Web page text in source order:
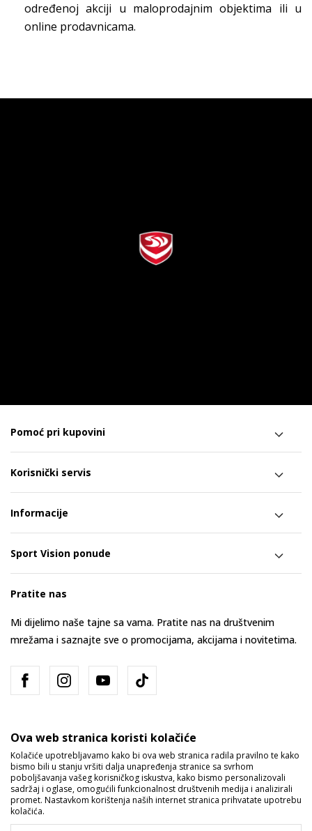
određenoj akciji u maloprodajnim objektima ili u
online prodavnicama.
Pomoć pri kupovini
Korisnički servis
Informacije
Sport Vision ponude
Pratite nas
Mi dijelimo naše tajne sa vama. Pratite nas na društvenim
mrežama i saznajte sve o promocijama, akcijama i novitetima.
Bosna i Hercegovina Promijenite
Ova web stranica koristi kolačiće
Kolačiće upotrebljavamo kako bi ova web stranica radila pravilno te kako
bismo bili u stanju vršiti dalja unapređenja stranice sa svrhom
poboljšavanja vašeg korisničkog iskustva, kako bismo personalizovali
sadržaj i oglase, omogućili funkcionalnost društvenih medija i analizirali
promet. Nastavkom korištenja naših internet stranica prihvatate upotrebu
kolačića.